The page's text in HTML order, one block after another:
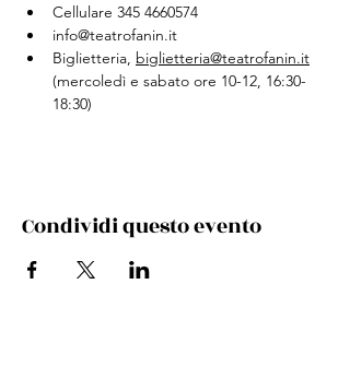
Cellulare 345 4660574
info@teatrofanin.it
Biglietteria, biglietteria@teatrofanin.it
(mercoledì e sabato ore 10-12, 16:30-
18:30)
Condividi questo evento